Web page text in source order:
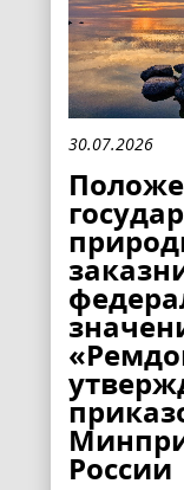
30.07.2026
России